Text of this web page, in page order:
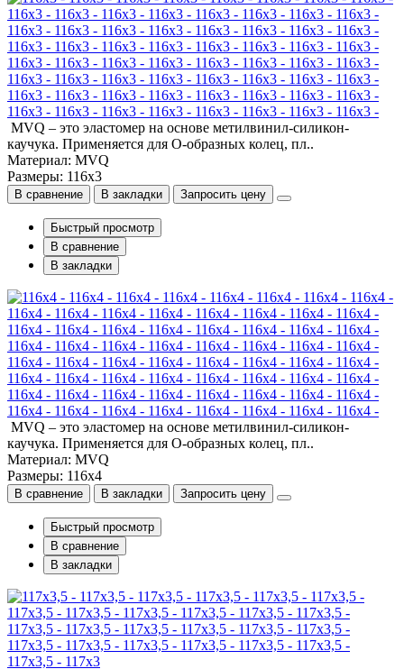
116x3 - 116x3 - 116x3 - 116x3 - 116x3 - 116x3 - 116x3 - 116x3 -
116x3 - 116x3 - 116x3 - 116x3 - 116x3 - 116x3 - 116x3 - 116x3 -
116x3 - 116x3 - 116x3 - 116x3 - 116x3 - 116x3 - 116x3 - 116x3 -
116x3 - 116x3 - 116x3 - 116x3 - 116x3 - 116x3 - 116x3 - 116x3 -
MVQ – это эластомер на основе метилвинил-силикон-
каучука. Применяется для О-образных колец, пл..
Материал: MVQ
Размеры: 116x3
В сравнение В закладки Запросить цену
Быстрый просмотр
В сравнение
В закладки
116x4 - 116x4 - 116x4 - 116x4 - 116x4 - 116x4 - 116x4 - 116x4 -
116x4 - 116x4 - 116x4 - 116x4 - 116x4 - 116x4 - 116x4 - 116x4 -
116x4 - 116x4 - 116x4 - 116x4 - 116x4 - 116x4 - 116x4 - 116x4 -
116x4 - 116x4 - 116x4 - 116x4 - 116x4 - 116x4 - 116x4 - 116x4 -
MVQ – это эластомер на основе метилвинил-силикон-
каучука. Применяется для О-образных колец, пл..
Материал: MVQ
Размеры: 116x4
В сравнение В закладки Запросить цену
Быстрый просмотр
В сравнение
В закладки